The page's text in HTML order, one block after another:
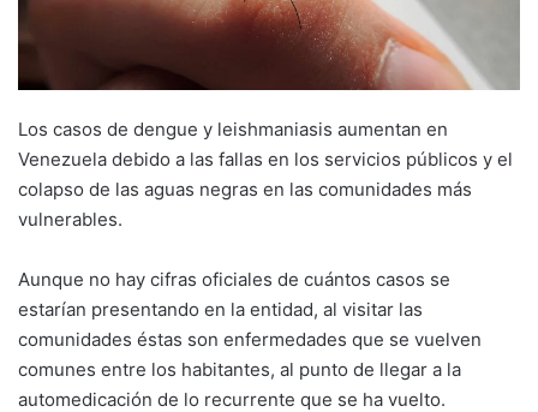
Los casos de dengue y leishmaniasis aumentan en
Venezuela debido a las fallas en los servicios públicos y el
colapso de las aguas negras en las comunidades más
vulnerables.
Aunque no hay cifras oficiales de cuántos casos se
estarían presentando en la entidad, al visitar las
comunidades éstas son enfermedades que se vuelven
comunes entre los habitantes, al punto de llegar a la
automedicación de lo recurrente que se ha vuelto.